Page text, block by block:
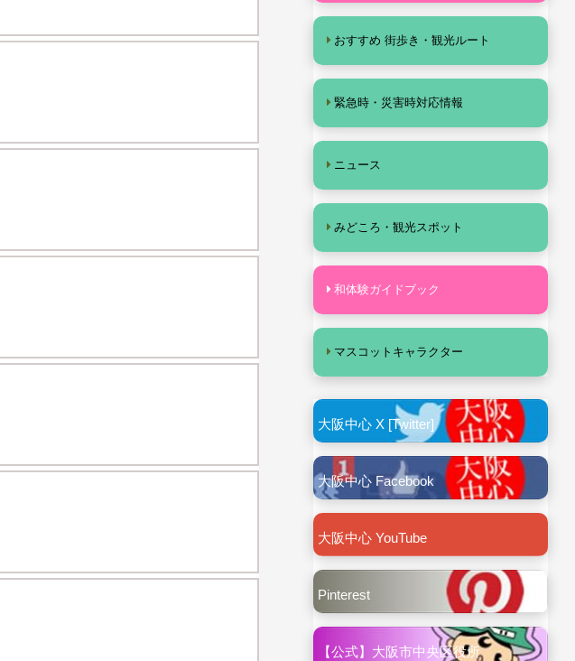
おすすめ 街歩き・観光ルート
緊急時・災害時対応情報
ニュース
みどころ・観光スポット
和体験ガイドブック
マスコットキャラクター
大阪中心 X [Twitter]
大阪中心 Facebook
大阪中心 YouTube
Pinterest
【公式】大阪市中央区役所